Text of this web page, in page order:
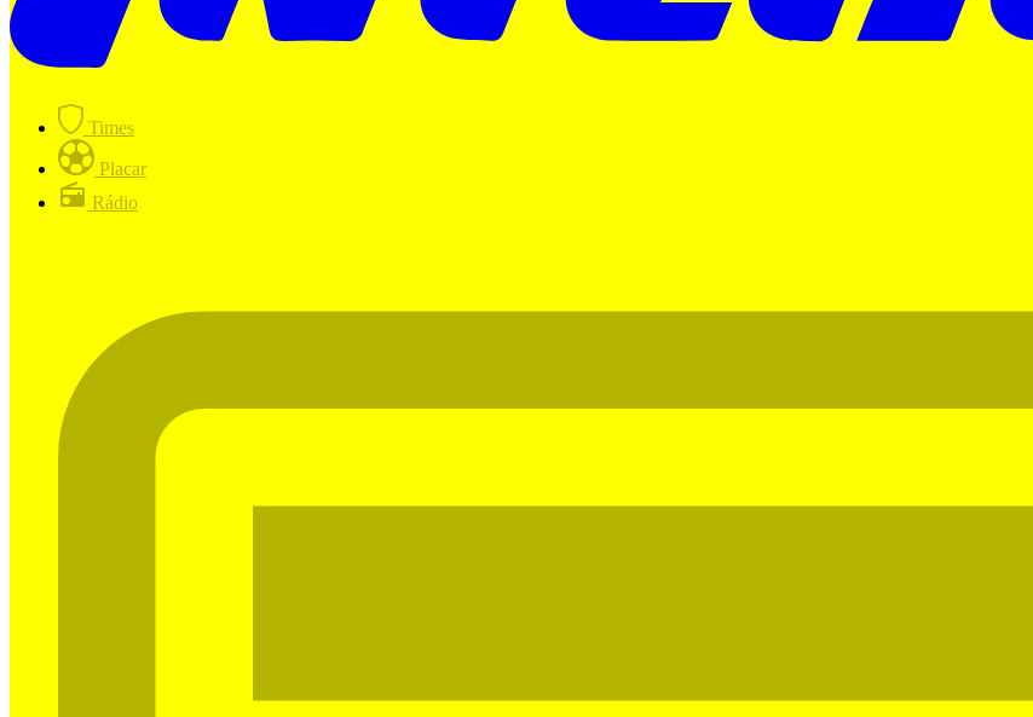
Times
Placar
Rádio